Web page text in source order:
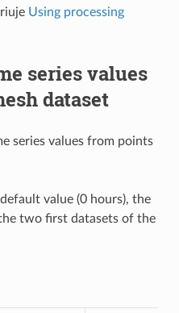
Using processing
series values
dataset
series values from points
value (0 hours), the
two first datasets of the